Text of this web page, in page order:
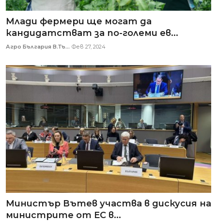
Млади фермери ще могат да
кандидатстват за по-големи ев...
Агро България В.Тъ... Фев 27, 2024
Министър Вътев участва в дискусия на
министрите от ЕС в...